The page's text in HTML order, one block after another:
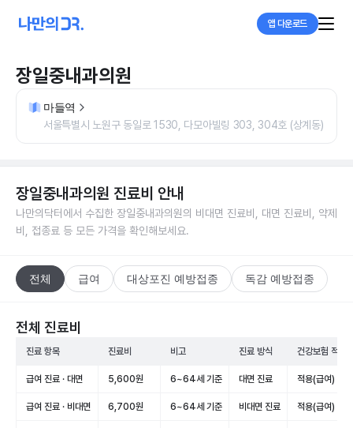
앱 다운로드
장일중내과의원
마들역
서울특별시 노원구 동일로 1530, 다모아빌링 303, 304호 (상계동)
장일중내과의원 진료비 안내
나만의닥터에서 수집한 장일중내과의원의 비대면 진료비, 대면 진료비, 약제
비, 접종료 등 모든 가격을 확인해보세요.
전체 급여 대상포진 예방접종 독감 예방접종
전체 진료비
진료 항목 진료비 비고 진료 방식 건강보험 적용
급여 진료 · 대면 5,600원 6~64세 기준 대면 진료 적용(급여)
급여 진료 · 비대면 6,700원 6~64세 기준 비대면 진료 적용(급여)